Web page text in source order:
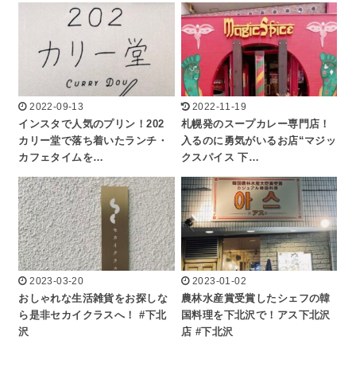
2022-09-13
インスタで人気のプリン！202
カリー堂で落ち着いたランチ・
カフェタイムを…
2022-11-19
札幌発のスープカレー専門店！
入るのに勇気がいるお店“マジッ
クスパイス 下…
2023-03-20
おしゃれな生活雑貨をお探しな
ら是非セカイクラスへ！ #下北
沢
2023-01-02
農林水産賞受賞したシェフの韓
国料理を下北沢で！アス下北沢
店 #下北沢